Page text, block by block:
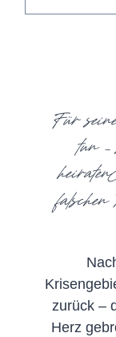
Für
tun
zurück –
Herz